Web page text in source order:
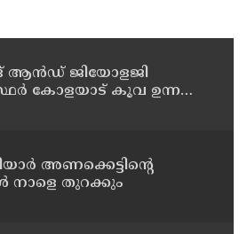
ആൻഡ്​ ജിയോളജി
കോളയാട് കൂവ ഉന്നതി
അണക്കെട്ടിന്റെ
നാളെ തുറക്കും